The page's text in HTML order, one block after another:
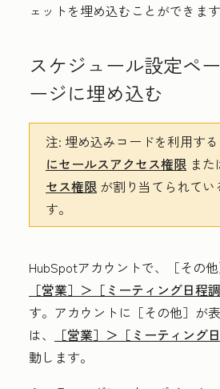
ェットを埋め込むことができます
スケジュール設定ペ
ージに埋め込む
注: 埋め込みコードを利用する
にセールスアクセス権限 ま
セス権限 が割り当てられてい
す。
HubSpotアカウントで、
［その
［営業］＞ ［ミーティング日程調
す。アカウントに ［その他］が
は、
［営業］＞ ［ミーティング
動します。